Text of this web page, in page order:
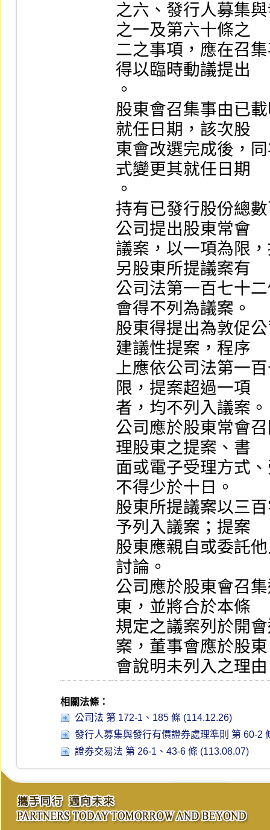
之六、發行人募集
之一及第六十條之
二之事項，應在召
得以臨時動議提出
。
股東會召集事由已
就任日期，該次股
東會改選完成後，
式變更其就任日期
。
持有已發行股份總
公司提出股東常會
議案，以一項為限
另股東所提議案有
公司法第一百七十
會得不列為議案。
股東得提出為敦促
建議性提案，程序
上應依公司法第一
限，提案超過一項
者，均不列入議案。
公司應於股東常會
理股東之提案、書
面或電子受理方式
不得少於十日。
股東所提議案以三
予列入議案；提案
股東應親自或委託
討論。
公司應於股東會召
東，並將合於本條
規定之議案列於開
案，董事會應於股東
會說明未列入之理
相關法條：
公司法 第 172-1、185 條 (114.12.26)
發行人募集與發行有價證券處理準則 第 60-2
證券交易法 第 26-1、43-6 條 (113.08.07)